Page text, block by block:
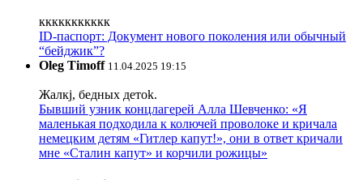
ккккккккккк
ID-паспорт: Документ нового поколения или обычный
“бейджик”?
Oleg Timoff 11.04.2025 19:15
Жалкj, бедных детok.
Бывший узник концлагерей Алла Шевченко: «Я
маленькая подходила к колючей проволоке и кричала
немецким детям «Гитлер капут!», они в ответ кричали
мне «Сталин капут» и корчили рожицы»